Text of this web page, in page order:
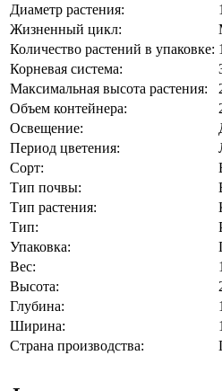
Диаметр растения:
Жизненный цикл:
Количество растений в упаковке:
Корневая система:
Максимальная высота растения:
Объем контейнера:
Освещение:
Период цветения:
Сорт:
Тип почвы:
Тип растения:
Тип:
Упаковка:
Вес:
Высота:
Глубина:
Ширина:
Страна производства: